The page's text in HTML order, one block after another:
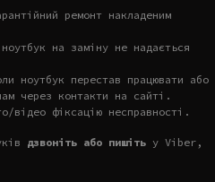
ремонт накладеним
на заміну не надається
ноутбук перестав працювати або
через контакти на сайті.
відео фіксацію несправності.
дзвоніть або пишіть у Viber,